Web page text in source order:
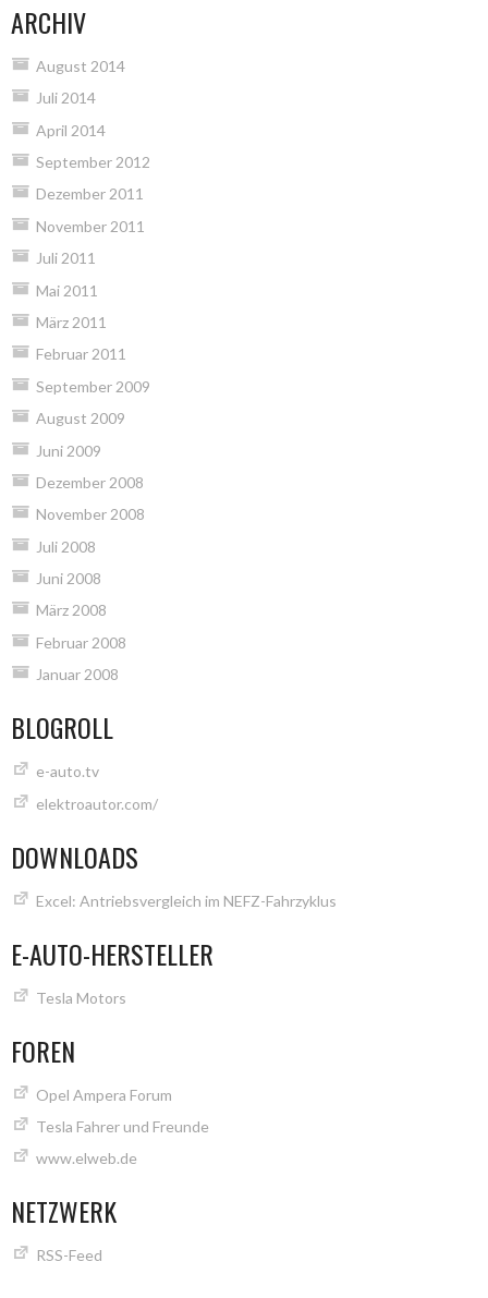
ARCHIV
August 2014
Juli 2014
April 2014
September 2012
Dezember 2011
November 2011
Juli 2011
Mai 2011
März 2011
Februar 2011
September 2009
August 2009
Juni 2009
Dezember 2008
November 2008
Juli 2008
Juni 2008
März 2008
Februar 2008
Januar 2008
BLOGROLL
e-auto.tv
elektroautor.com/
DOWNLOADS
Excel: Antriebsvergleich im NEFZ-Fahrzyklus
E-AUTO-HERSTELLER
Tesla Motors
FOREN
Opel Ampera Forum
Tesla Fahrer und Freunde
www.elweb.de
NETZWERK
RSS-Feed